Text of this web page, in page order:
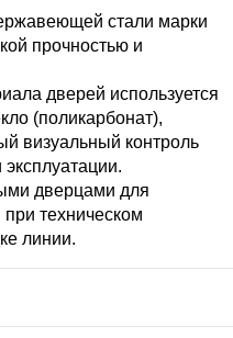
стали марки
прочностью и
дверей используется
(поликарбонат),
визуальный контроль
дверцами для
при техническом
линии.